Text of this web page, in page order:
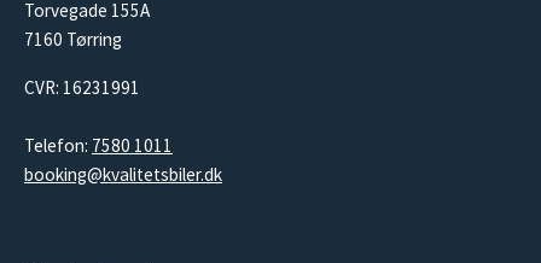
Torvegade 155A
7160 Tørring
CVR: 16231991
Telefon: 7580 1011
booking@kvalitetsbiler.dk